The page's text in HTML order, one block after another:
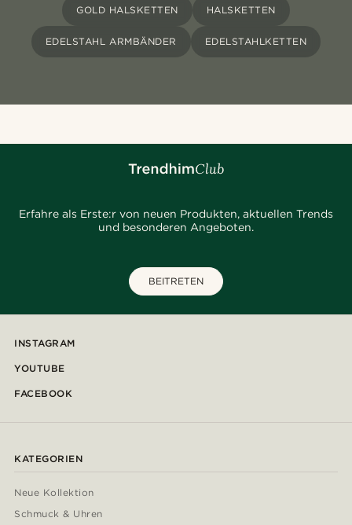
GOLD HALSKETTEN HALSKETTEN
EDELSTAHL ARMBÄNDER EDELSTAHLKETTEN
Erfahre als Erste:r von neuen Produkten, aktuellen Trends
und besonderen Angeboten.
BEITRETEN
INSTAGRAM
YOUTUBE
FACEBOOK
KATEGORIEN
Neue Kollektion
Schmuck & Uhren